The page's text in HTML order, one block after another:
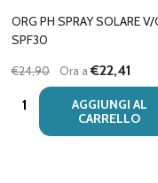
ORG PH SPRAY SOLARE V/
SPF30
€24,90 Ora a€22,41
Quantità:
AGGIUNGI AL
CARRELLO